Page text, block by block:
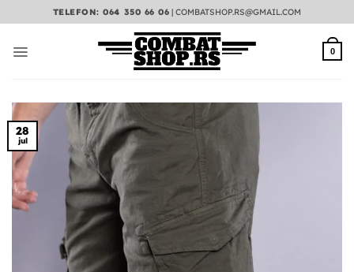
na
TELEFON: 064 350 66 06 |COMBATSHOP.RS@GMAIL.COM
0
28
jul